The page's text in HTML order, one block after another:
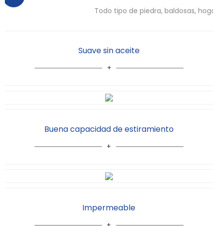
Todo tipo de piedra, baldosas, hogar
Suave sin aceite
Impermeable
Buena capacidad de estiramiento